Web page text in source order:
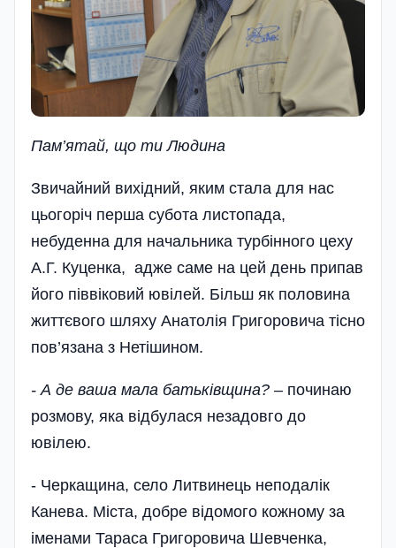
Пам’ятай, що ти Людина
Звичайний вихідний, яким стала для нас
цьогоріч перша субота листопада,
небуденна для начальника турбінного цеху
А.Г. Ку­ценка, адже саме на цей день припав
його піввіковий юві­лей. Більш як половина
життєвого шляху Анатолія Григоровича тісно
пов’язана з Нетішином.
- А де ваша мала батьківщина? – починаю
розмову, яка відбулася незадовго до
ювілею.
- Черкащина, село Литвинець неподалік
Канева. Міста, добре відомого кожному за
іменами Тараса Григоровича Шевченка,